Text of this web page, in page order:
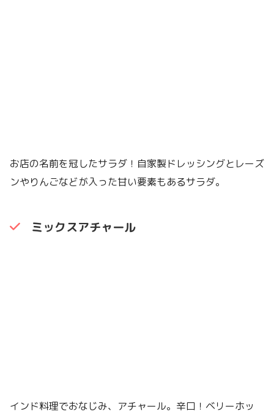
お店の名前を冠したサラダ！自家製ドレッシングとレーズ
ンやりんごなどが入った甘い要素もあるサラダ。
ミックスアチャール
インド料理でおなじみ、アチャール。辛口！ベリーホッ